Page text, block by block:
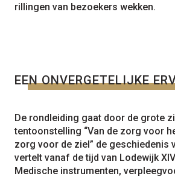
rillingen van bezoekers wekken.
EEN ONVERGETELIJKE
De rondleiding gaat door de grote
tentoonstelling “Van de zorg voor
zorg voor de ziel” de geschiedenis
vertelt vanaf de tijd van Lodewijk
Medische instrumenten,